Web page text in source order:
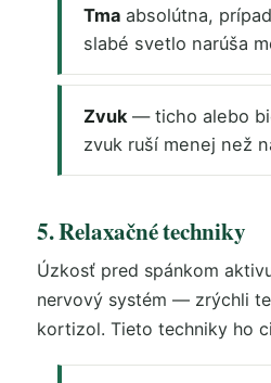
Tma absolútna,
slabé svetlo narúša
Zvuk— ticho alebo
zvuk ruší menej než
5. Relaxačné techniky
Úzkosť pred spánkom
nervový systém — zrýchli
kortizol. Tieto techniky ho